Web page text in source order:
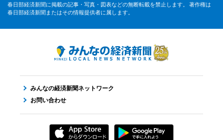
春日部経済新聞に掲載の記事・写真・図表などの無断転載を禁止します。 著作権は
春日部経済新聞またはその情報提供者に属します。
みんなの経済新聞ネットワーク
お問い合わせ